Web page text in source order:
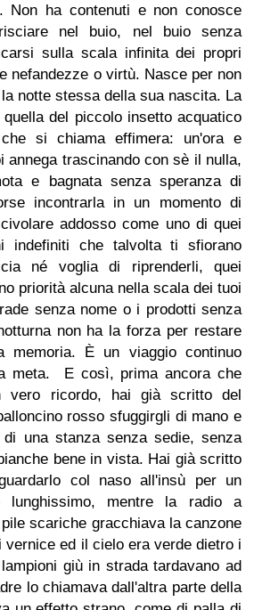
Non ha contenuti e non conosce
nel buio, nel buio senza
sulla scala infinita dei propri
nefandezze o virtù. Nasce per non
notte stessa della sua nascita. La
del piccolo insetto acquatico
si chiama effimera: un'ora e
annega trascinando con sè il nulla,
e bagnata senza speranza di
incontrarla in un momento di
addosso come uno di quei
indefiniti che talvolta ti sfiorano
né voglia di riprenderli, quei
priorità alcuna nella scala dei tuoi
senza nome o i prodotti senza
non ha la forza per restare
memoria. È un viaggio continuo
meta. E così, prima ancora che
vero ricordo, hai già scritto del
rosso sfuggirgli di mano e
una stanza senza sedie, senza
bene in vista. Hai già scritto
col naso all'insù per un
lunghissimo, mentre la radio a
scariche gracchiava la canzone
vernice ed il cielo era verde dietro i
giù in strada tardavano ad
lo chiamava dall'altra parte della